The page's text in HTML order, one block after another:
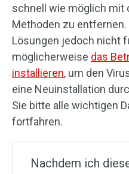
schnell wie möglich mit
Methoden zu
Lösungen jedoch nicht
möglicherweise das
installieren, um den
eine Neuinstallation
Sie bitte alle wichtigen
fortfahren.
Nachdem ich